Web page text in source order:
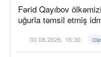
Fərid Qayıbov
uğurla təmsil etmiş
03.08.2026, 16:30